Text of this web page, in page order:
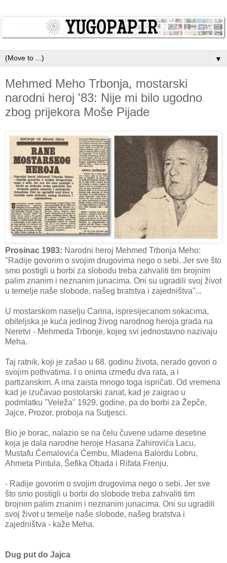
▼
Mehmed Meho Trbonja, mostarski
narodni heroj '83: Nije mi bilo ugodno
zbog prijekora Moše Pijade
Prosinac 1983: Narodni heroj Mehmed Trbonja Meho:
"Radije govorim o svojim drugovima nego o sebi. Jer sve što
smo postigli u borbi za slobodu treba zahvaliti tim brojnim
palim znanim i neznanim junacima. Oni su ugradili svoj život
u temelje naše slobode, našeg bratstva i zajedništva"...
U mostarskom naselju Carina, ispresijecanom sokacima,
obiteljska je kuća jedinog živog narodnog heroja grada na
Neretvi - Mehmeda Trbonje, kojeg svi jednostavno nazivaju
Meha.
Taj ratnik, koji je zašao u 68. godinu života, nerado govori o
svojim pothvatima. I o onima između dva rata, a i
partizanskim. A ima zaista mnogo toga ispričati. Od vremena
kad je izučavao postolarski zanat, kad je zaigrao u
podmlatku "Veleža" 1929. godine, pa do borbi za Žepče,
Jajce, Prozor, proboja na Sutjesci.
Bio je borac, nalazio se na čelu čuvene udarne desetine
koja je dala narodne heroje Hasana Zahirovića Lacu,
Mustafu Ćemalovića Ćembu, Mladena Balordu Lobru,
Ahmeta Pintula, Šefika Obada i Rifata Frenju.
- Radije govorim o svojim drugovima nego o sebi. Jer sve
što smo postigli u borbi do slobode treba zahvaliti tim
brojnim palim znanim i neznanim junacima. Oni su ugradili
svoj život u temelje naše slobode, našeg bratstva i
zajedništva - kaže Meha.
Dug put do Jajca